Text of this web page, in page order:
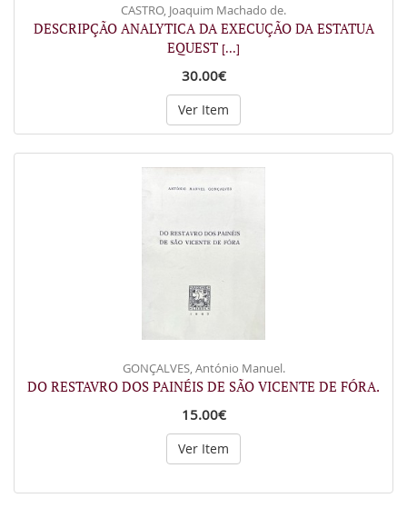
CASTRO, Joaquim Machado de.
DESCRIPÇÃO ANALYTICA DA EXECUÇÃO DA ESTATUA
EQUEST [...]
30.00€
Ver Item
GONÇALVES, António Manuel.
DO RESTAVRO DOS PAINÉIS DE SÃO VICENTE DE FÓRA.
15.00€
Ver Item